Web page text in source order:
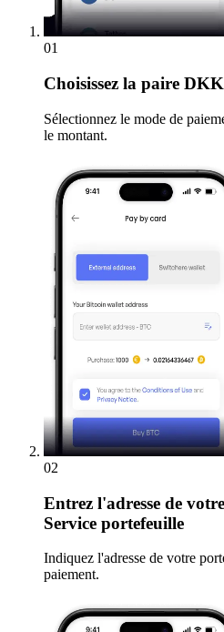
01
Choisissez la paire
Sélectionnez le mode de
le montant.
02
Entrez l'adresse de
Service portefeuille
Indiquez l'adresse de votre
paiement.